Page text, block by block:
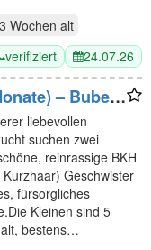
Wochen alt
verifiziert 24.07.26
– Bube
liebevollen
suchen zwei
reinrassige BKH
Kurzhaar) Geschwister
fürsorgliches
​Die Kleinen sind 5
bestens…